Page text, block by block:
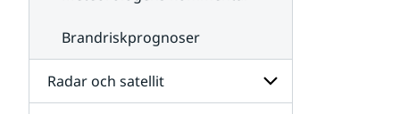
Brandriskprognoser
Radar och satellit